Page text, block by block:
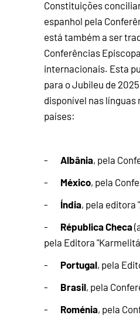
Constituições
espanhol pela
está também a ser
Conferências
internacionais. Esta
para o Jubileu de
disponível nas
países:
- Albânia, pela
- México, pela
- Índia, pela editora
- Républica Checa
pela Editora
- Portugal, pela
- Brasil, pela
- Roménia, pela